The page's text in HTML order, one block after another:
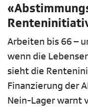
Arbeiten bis 66 –
wenn die
sieht die
Finanzierung der
Nein-Lager warnt